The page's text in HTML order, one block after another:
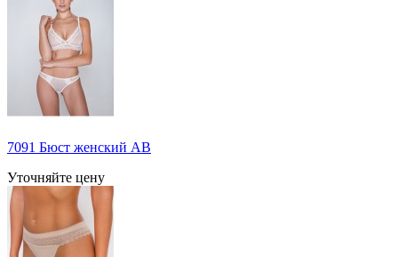
7091 Бюст женский AB
Уточняйте цену